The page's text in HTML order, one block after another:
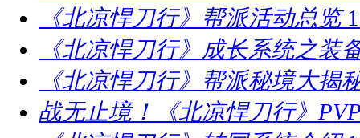
《北凉悍刀行》帮派活动总览
《北凉悍刀行》成长系统之装
《北凉悍刀行》帮派秘境大揭
战无止境！《北凉悍刀行》